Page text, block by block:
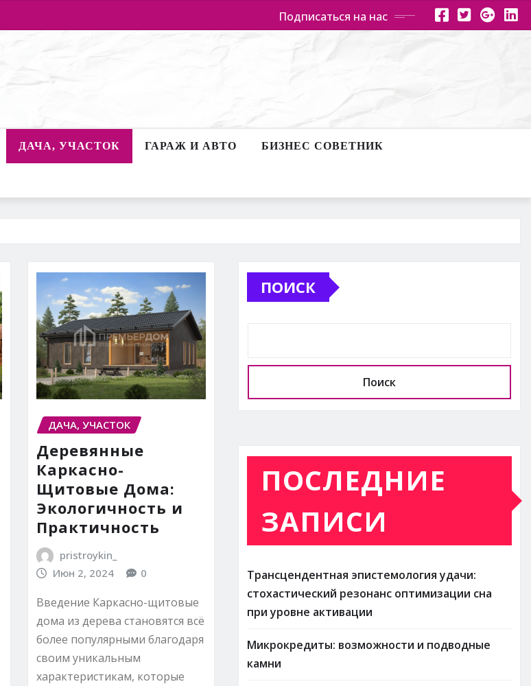
Подписаться на нас
ДАЧА, УЧАСТОК ГАРАЖ И АВТО БИЗНЕС СОВЕТНИК
ДАЧА, УЧАСТОК
Деревянные
Каркасно-
Щитовые Дома:
Экологичность и
Практичность
pristroykin_
Июн 2, 2024
0
Введение Каркасно-щитовые
дома из дерева становятся всё
более популярными благодаря
своим уникальным
характеристикам, которые
ПОИСК
Поиск
ПОСЛЕДНИЕ
ЗАПИСИ
Трансцендентная эпистемология удачи:
стохастический резонанс оптимизации сна
при уровне активации
Микрокредиты: возможности и подводные
камни